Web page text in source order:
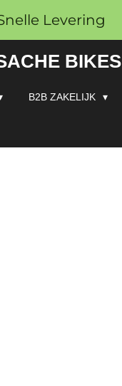
Levering
BIKES
B2B ZAKELIJK